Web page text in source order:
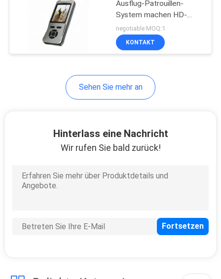
Ausflug-Patrouillen-
System machen HD-
Fotos nachts mit
Taschenlampen-Funktion
negotiable MOQ:1
KONTAKT
Sehen Sie mehr an
Hinterlass eine Nachricht
Wir rufen Sie bald zurück!